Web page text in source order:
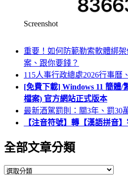
Screenshot
重要！如何防範勒索軟體綁
案、跟你要錢？
115人事行政總處2026行事曆
[免費下載] Windows 11 簡體/
檔案) 官方網站正式版本
最新酒駕罰則：關3年、罰30
【注音符號】轉【漢語拼音
全部文章分類
全